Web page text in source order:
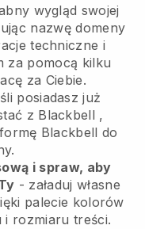
wygląd swojej
nazwę domeny
techniczne i
za pomocą kilku
za Ciebie.
posiadasz już
z Blackbell ,
Blackbell do
i spraw, aby
- załaduj własne
palecie kolorów
i rozmiaru treści.